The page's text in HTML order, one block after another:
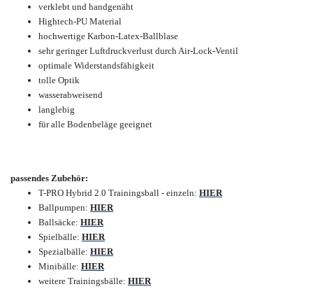
verklebt und handgenäht
Hightech-PU Material
hochwertige Karbon-Latex-Ballblase
sehr geringer Luftdruckverlust durch Air-Lock-Ventil
optimale Widerstandsfähigkeit
tolle Optik
wasserabweisend
langlebig
für alle Bodenbeläge geeignet
passendes Zubehör:
T-PRO Hybrid 2.0 Trainingsball - einzeln: HIER
Ballpumpen: HIER
Ballsäcke: HIER
Spielbälle: HIER
Spezialbälle: HIER
Minibälle: HIER
weitere Trainingsbälle: HIER